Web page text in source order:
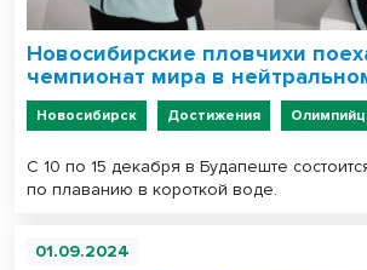
Новосибирские пловчихи
чемпионат мира в
Новосибирск Достижения
С 10 по 15 декабря в Будапеште
по плаванию в короткой воде.
01.09.2024